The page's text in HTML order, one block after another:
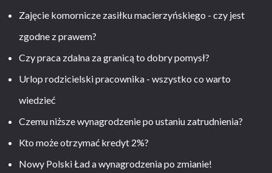
Zajęcie komornicze zasiłku macierzyńskiego - czy jest
zgodne z prawem?
Czy praca zdalna za granicą to dobry pomysł?
Urlop rodzicielski pracownika - wszystko co warto
wiedzieć
Czemu niższe wynagrodzenie po ustaniu zatrudnienia?
Kto może otrzymać kredyt 2%?
Nowy Polski Ład a wynagrodzenia po zmianie!